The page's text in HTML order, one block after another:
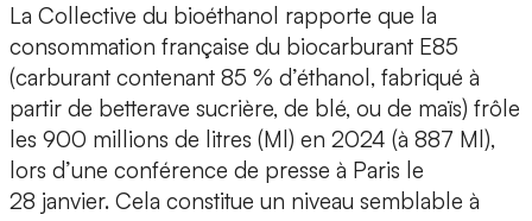
La Collective du bioéthanol rapporte que la
consommation française du biocarburant E85
(carburant contenant 85 % d’éthanol, fabriqué à
partir de betterave sucrière, de blé, ou de maïs) frôle
les 900 millions de litres (Ml) en 2024 (à 887 Ml),
lors d’une conférence de presse à Paris le
28 janvier. Cela constitue un niveau semblable à